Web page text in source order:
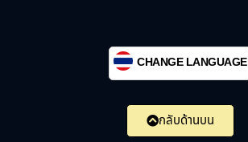
CHANGE LANGUAGE
กลับด้านบน